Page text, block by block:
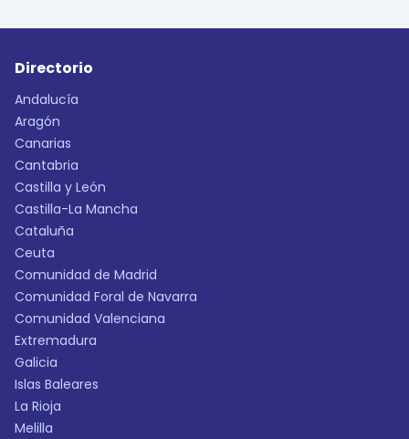
Directorio
Andalucía
Aragón
Canarias
Cantabria
Castilla y León
Castilla-La Mancha
Cataluña
Ceuta
Comunidad de Madrid
Comunidad Foral de Navarra
Comunidad Valenciana
Extremadura
Galicia
Islas Baleares
La Rioja
Melilla